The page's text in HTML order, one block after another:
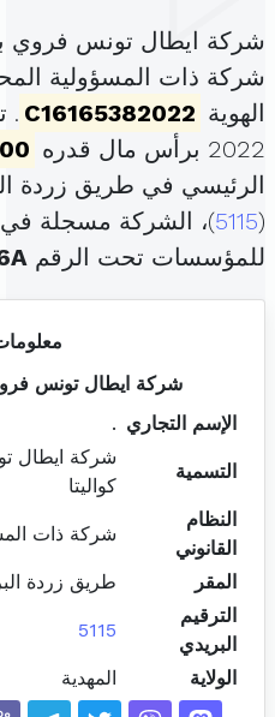
شركة ايطال تونس فروي
شركة ذات المسؤولية
الهوية C16165382022
2022 برأس مال قدره
الرئيسي في طريق زردة
(
5115)، الشركة مسجلة
للمؤسسات تحت الرقم
شركة ايطال تونس
الإسم التجاري .
التسمية
شركة ايطال
كواليتا
النظام
القانوني
شركة ذات
المقر
طريق زردة
الترقيم
البريدي
5115
الولاية المهدية